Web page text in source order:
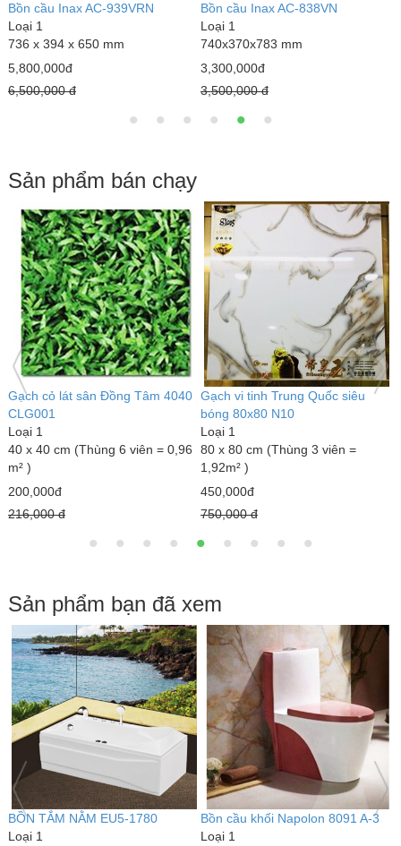
Bồn cầu Inax AC-939VRN
Loại 1
736 x 394 x 650 mm
5,800,000đ
6,500,000 đ
Bồn cầu Inax AC-838VN
Loại 1
740x370x783 mm
3,300,000đ
3,500,000 đ
Sản phẩm bán chạy
Gạch cỏ lát sân Đồng Tâm 4040
CLG001
Loại 1
40 x 40 cm (Thùng 6 viên = 0,96
m² )
200,000đ
216,000 đ
Gạch vi tinh Trung Quốc siêu
bóng 80x80 N10
Loại 1
80 x 80 cm (Thùng 3 viên =
1,92m² )
450,000đ
750,000 đ
Sản phẩm bạn đã xem
BỒN TẮM NẰM EU5-1780
Loại 1
Bồn cầu khối Napolon 8091 A-3
Loại 1